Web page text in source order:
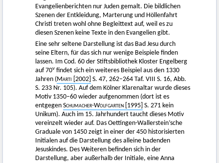
Evangelienberichten nur Juden gemalt. Die bildlichen
Szenen der Entkleidung, Marterung und Höllenfahrt
Christi treten wohl ohne Begleittext auf, weil es zu
diesen Szenen keine Texte in den Evangelien gibt.
Eine sehr seltene Darstellung ist das Bad Jesu durch
seine Eltern, für das sich nur wenige Beispiele finden
lassen. Im Cod. 60 der Stiftsbibliothek Kloster Engelberg
auf 70v findet sich ein weiteres Beispiel aus den 1330
Jahren (Marti [2002] S. 47, 262–264 Taf. VIII S. 16, Abb.
S. 233 Nr. 105). Auf dem Kölner Klarenaltar wurde dieses
Motiv 1350–60 wieder aufgenommen (dort ist es
entgegen Schumacher-Wolfgarten [1995] S. 271 kein
Unikum). Auch im 15. Jahrhundert taucht dieses Motiv
vereinzelt wieder auf. Das Oettingen-Wallerstein’sche
Graduale von 1450 zeigt in einer der 450 historisierten
Initialen auf die Darstellung des alleine badenden
Jesuskindes. Des Weiteren befinden sich in der
Darstellung, aber außerhalb der Initiale, eine Anna